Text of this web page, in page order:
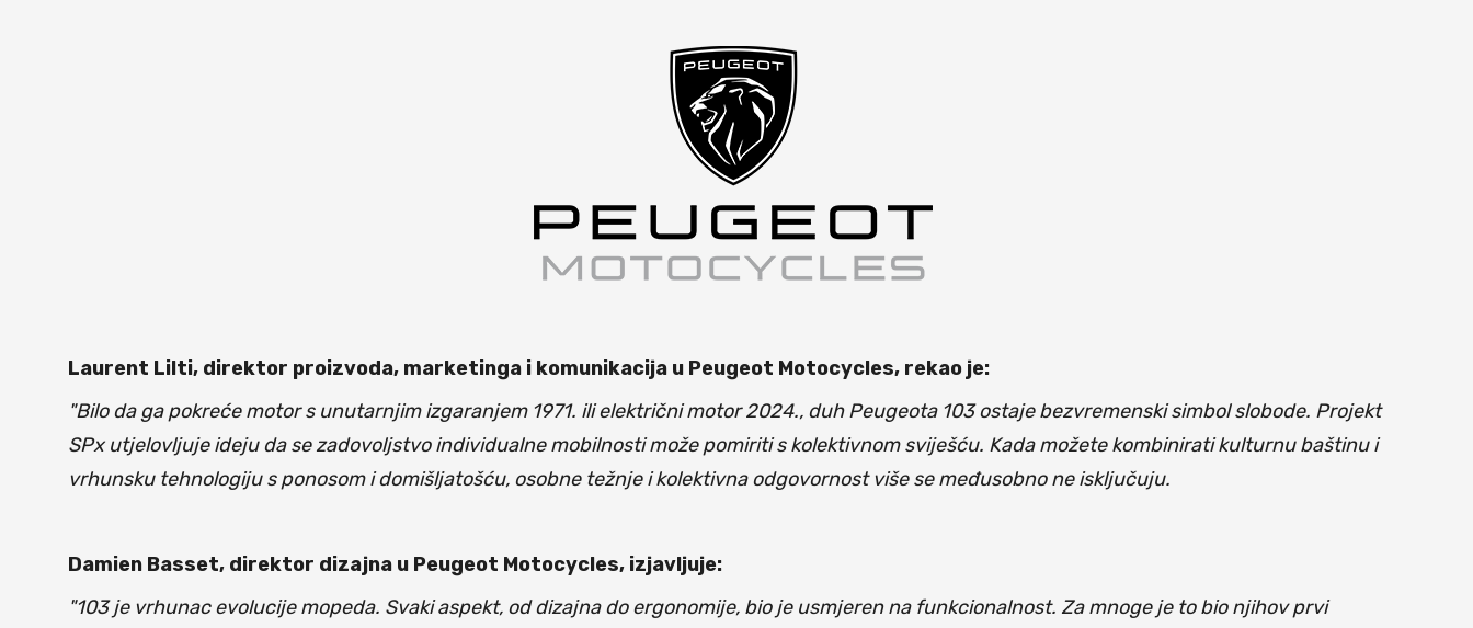
Laurent Lilti, direktor proizvoda, marketinga i komunikacija u Peugeot Motocycles, rekao je:
"Bilo da ga pokreće motor s unutarnjim izgaranjem 1971. ili električni motor 2024., duh Peugeota 103 ostaje bezvremenski simbol slobode. Projekt
SPx utjelovljuje ideju da se zadovoljstvo individualne mobilnosti može pomiriti s kolektivnom sviješću. Kada možete kombinirati kulturnu baštinu i
vrhunsku tehnologiju s ponosom i domišljatošću, osobne težnje i kolektivna odgovornost više se međusobno ne isključuju.
Damien Basset, direktor dizajna u Peugeot Motocycles, izjavljuje:
"103 je vrhunac evolucije mopeda. Svaki aspekt, od dizajna do ergonomije, bio je usmjeren na funkcionalnost. Za mnoge je to bio njihov prvi